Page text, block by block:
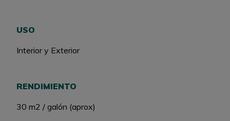
USO
Interior y Exterior
RENDIMIENTO
30 m2 / galón (aprox)